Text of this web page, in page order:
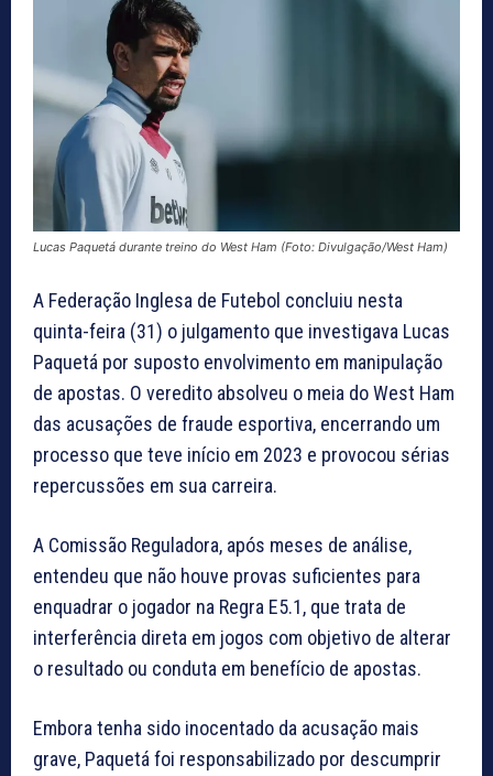
Lucas Paquetá durante treino do West Ham (Foto: Divulgação/West Ham)
A Federação Inglesa de Futebol concluiu nesta
quinta-feira (31) o julgamento que investigava Lucas
Paquetá por suposto envolvimento em manipulação
de apostas. O veredito absolveu o meia do West Ham
das acusações de fraude esportiva, encerrando um
processo que teve início em 2023 e provocou sérias
repercussões em sua carreira.
A Comissão Reguladora, após meses de análise,
entendeu que não houve provas suficientes para
enquadrar o jogador na Regra E5.1, que trata de
interferência direta em jogos com objetivo de alterar
o resultado ou conduta em benefício de apostas.
Embora tenha sido inocentado da acusação mais
grave, Paquetá foi responsabilizado por descumprir